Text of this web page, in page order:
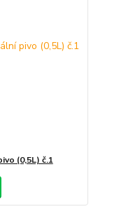
(0,5L) č.1